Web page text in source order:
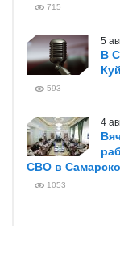
715
5
В
593
4
СВО в
1053